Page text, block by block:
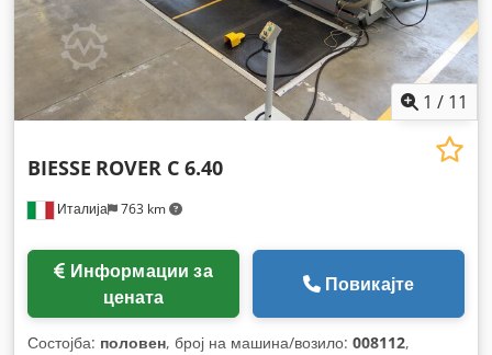
1 / 11
Италија 763 km
BIESSE ROVER C 6.40
цената
Повикајте
Состојба: половен, број на машина/возило: 008112,